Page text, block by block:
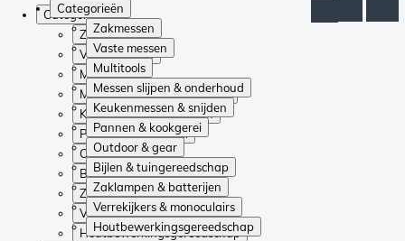
Categorieën
Zakmessen
Vaste messen
Multitools
Messen slijpen & onderhoud
Keukenmessen & snijden
Pannen & kookgerei
Outdoor & gear
Bijlen & tuingereedschap
Zaklampen & batterijen
Verrekijkers & monoculairs
Houtbewerkingsgereedschap
Categorieën
Zakmessen
Vaste messen
Multitools
Messen slijpen & onderhoud
Keukenmessen & snijden
Pannen & kookgerei
Outdoor & gear
Bijlen & tuingereedschap
Zaklampen & batterijen
Verrekijkers & monoculairs
Houtbewerkingsgereedschap